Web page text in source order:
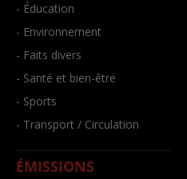
- Éducation
- Environnement
- Faits divers
- Santé et bien-être
- Sports
- Transport / Circulation
ÉMISSIONS